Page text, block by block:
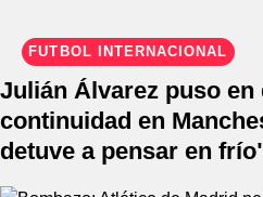
FÚTBOL INTERNACIONAL
Julián Álvarez puso en
continuidad en
detuve a pensar en